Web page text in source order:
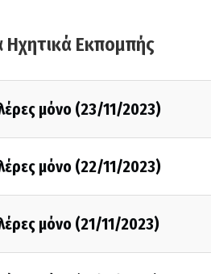
Εκπομπής
μόνο (23/11/2023)
μόνο (22/11/2023)
μόνο (21/11/2023)